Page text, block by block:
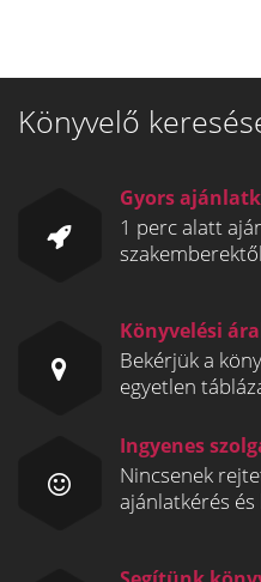
Könyvelő
Gyors
1 perc alatt
szakemberektől
Könyvelési
Bekérjük a
egyetlen
Ingyenes
Nincsenek
ajánlatkérés és